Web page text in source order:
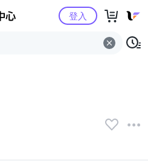
Yahoo購物中心
登入